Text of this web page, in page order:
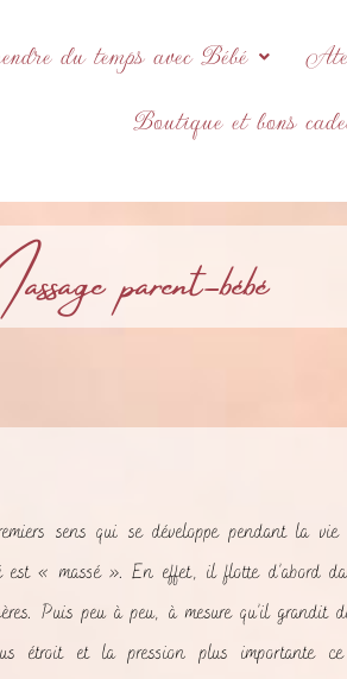
du temps avec Bébé
Boutique et bons
parent-bébé
sens qui se développe pendant la vie
est « massé ». En effet, il flotte d’abord
Puis peu à peu, à mesure qu’il grandit
étroit et la pression plus importante